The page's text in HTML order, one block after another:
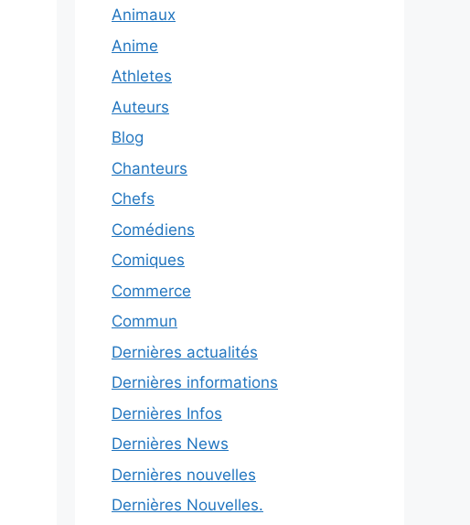
Animaux
Anime
Athletes
Auteurs
Blog
Chanteurs
Chefs
Comédiens
Comiques
Commerce
Commun
Dernières actualités
Dernières informations
Dernières Infos
Dernières News
Dernières nouvelles
Dernières Nouvelles.